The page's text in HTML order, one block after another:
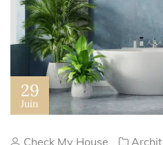
29
Juin
Check My House